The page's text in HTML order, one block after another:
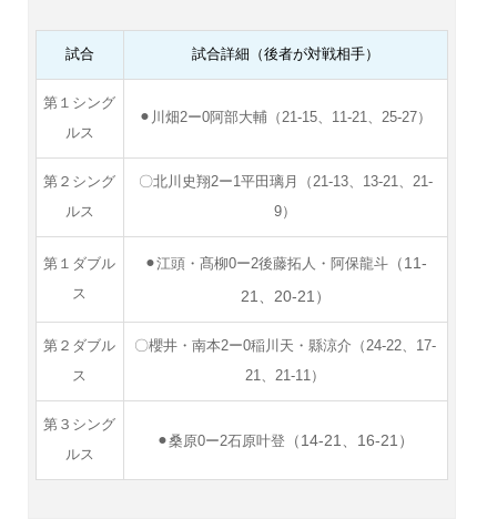
試合 試合詳細（後者が対戦相手）
第１シング
ルス
⚫︎川畑2ー0阿部大輔（21-15、11-21、25-27）
第２シング
ルス
〇北川史翔2ー1平田璃月（21-13、13-21、21-
9）
第１ダブル
ス
⚫︎江頭・髙柳0ー2後藤拓人・阿保龍斗（11-
21、20-21）
第２ダブル
ス
〇櫻井・南本2ー0稲川天・縣涼介（24-22、17-
21、21-11）
第３シング
ルス
⚫︎桑原0ー2石原叶登 （14-21、16-21）